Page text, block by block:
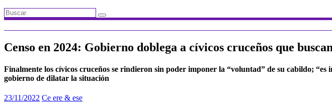
Censo en 2024: Gobierno doblega a cívicos cruceños que
Finalmente los cívicos cruceños se rindieron sin poder imponer la “voluntad” de su cabildo;
gobierno de dilatar la situación
23/11/2022 Ce ere & ese